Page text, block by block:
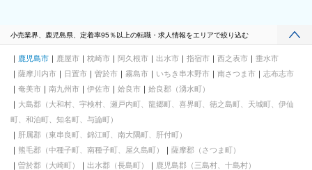
小売業界、鹿児島県、定着率95％以上の転職・求人情報をエリアで絞り込む
鹿児島市 鹿屋市 枕崎市 阿久根市 出水市 指宿市 西之表市
垂水市
薩摩川内市
日置市 曽於市 霧島市 いちき串木野市 南さつま市
志布志市
奄美市
南九州市 伊佐市 姶良市
姶良郡（湧水町）
大島郡（大和村、宇検村、瀬戸内町、龍郷町、喜界町、徳之島町、天城町、伊仙
町、和泊町、知名町、与論町）
肝属郡（東串良町、錦江町、南大隅町、肝付町）
熊毛郡（中種子町、南種子町、屋久島町）
薩摩郡（さつま町）
曽於郡（大崎町）
出水郡（長島町） 鹿児島郡（三島村、十島村）